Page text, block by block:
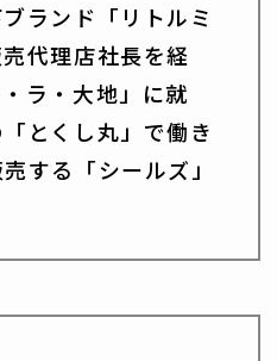
ランド「リトルミ
代理店社長を経
ラ・大地」に就
とくし丸」で働き
する「シールズ」